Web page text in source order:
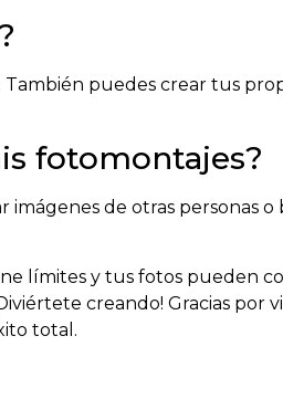
puedes crear tus
fotomontajes?
de otras personas o
límites y tus fotos pueden
creando! Gracias por
total.